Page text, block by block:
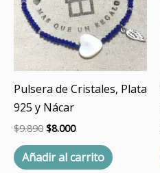
Pulsera de Cristales, Plata
925 y Nácar
$9.890 $8.000
Añadir al carrito